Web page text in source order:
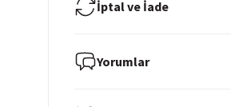
İptal ve İade
Yorumlar